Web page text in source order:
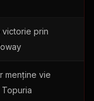
prin
menține vie